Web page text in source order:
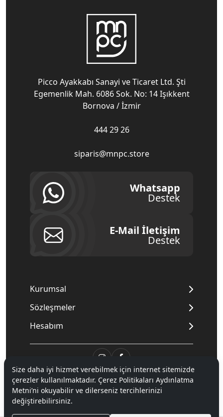
Picco Ayakkabı Sanayi ve Ticaret Ltd. Şti
Egemenlik Mah. 6086 Sok. No: 14 Işıkkent
Bornova / İzmir
444 29 26
siparis@mnpc.store
Whatsapp
Destek
E-Mail İletişim
Destek
Kurumsal
Sözleşmeler
Hesabım
© 2020Mnpc. Tüm hakları saklıdır.
Size daha iyi hizmet verebilmek için internet sitemizde
çerezler kullanılmaktadır. Çerez Politikaları Aydınlatma
Metni’ni okuyabilir ve dilerseniz tercihlerinizi
değiştirebilirsiniz.